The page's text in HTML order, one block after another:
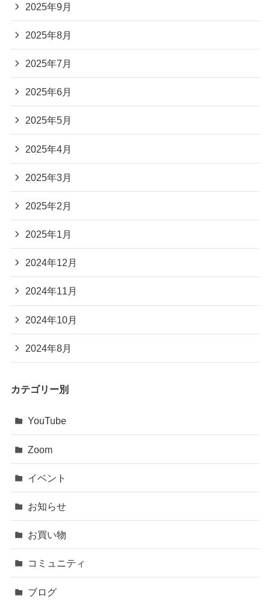
2025年9月
2025年8月
2025年7月
2025年6月
2025年5月
2025年4月
2025年3月
2025年2月
2025年1月
2024年12月
2024年11月
2024年10月
2024年8月
カテゴリー別
YouTube
Zoom
イベント
お知らせ
お買い物
コミュニティ
ブログ